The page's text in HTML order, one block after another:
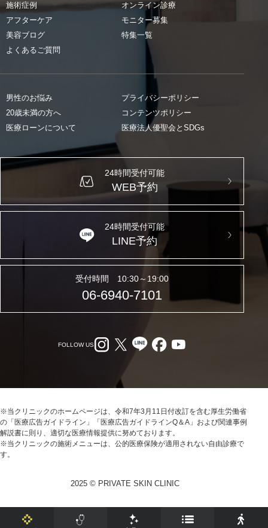
施術症例
アフターケア
美容ブログ
よくあるご質問
オンライン診療
モニター募集
特集一覧
男性のお悩み
20歳未満の方へ
医療ローンについて
プライバシーポリシー
コンテンツポリシー
医療法人優聖会とSDGs
24時間受付可能
WEB予約
24時間受付可能
LINE予約
受付時間 10:30～19:00
06-6940-7101
FOLLOW US
※当クリニックのホームページは、令和7年3月11日付改訂を含む厚生労働省
の「医療広告ガイドライン」「医療広告ガイドラインQ＆A」および関連事例
解説書に則り、適切な医療情報提供に努めております。
※当クリニックの施術メニューは、公的医療保険が適用されない自由診療で
す。
2025 © PRIVATE SKIN CLINIC